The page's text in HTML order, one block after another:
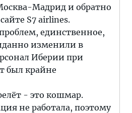
Мадрид и обратно
S7 airlines.
единственное,
изменили в
Иберии при
был крайне
- это кошмар.
не работала, поэтому